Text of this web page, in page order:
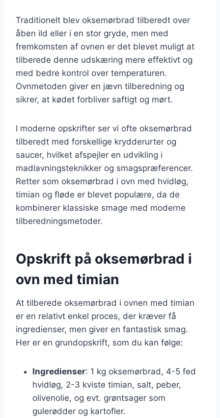
Traditionelt blev oksemørbrad tilberedt over
åben ild eller i en stor gryde, men med
fremkomsten af ovnen er det blevet muligt at
tilberede denne udskæring mere effektivt og
med bedre kontrol over temperaturen.
Ovnmetoden giver en jævn tilberedning og
sikrer, at kødet forbliver saftigt og mørt.
I moderne opskrifter ser vi ofte oksemørbrad
tilberedt med forskellige krydderurter og
saucer, hvilket afspejler en udvikling i
madlavningsteknikker og smagspræferencer.
Retter som oksemørbrad i ovn med hvidløg,
timian og fløde er blevet populære, da de
kombinerer klassiske smage med moderne
tilberedningsmetoder.
Opskrift på oksemørbrad i
ovn med timian
At tilberede oksemørbrad i ovnen med timian
er en relativt enkel proces, der kræver få
ingredienser, men giver en fantastisk smag.
Her er en grundopskrift, som du kan følge:
Ingredienser: 1 kg oksemørbrad, 4-5 fed
hvidløg, 2-3 kviste timian, salt, peber,
olivenolie, og evt. grøntsager som
gulerødder og kartofler.